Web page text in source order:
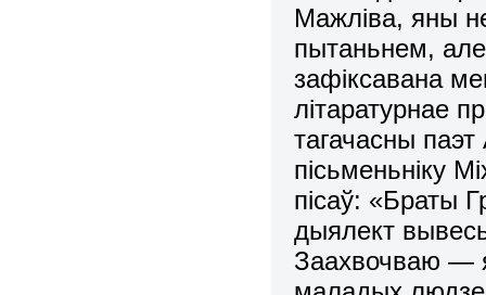
Мажліва, яны
пытаньнем,
зафіксавана
літаратурнае
тагачасны
пісьменьніку
пісаў: «Браты
дыялект
Заахвочваю —